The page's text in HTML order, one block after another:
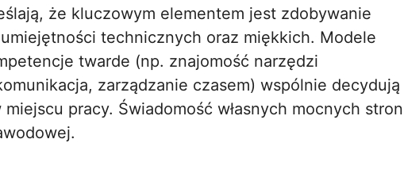
że kluczowym elementem jest zdobywanie
technicznych oraz miękkich. Modele
twarde (np. znajomość narzędzi
zarządzanie czasem) wspólnie decydują
pracy. Świadomość własnych mocnych stron